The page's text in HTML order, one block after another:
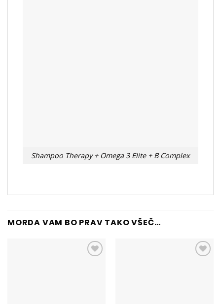
Shampoo Therapy + Omega 3 Elite + B Complex
MORDA VAM BO PRAV TAKO VŠEČ…